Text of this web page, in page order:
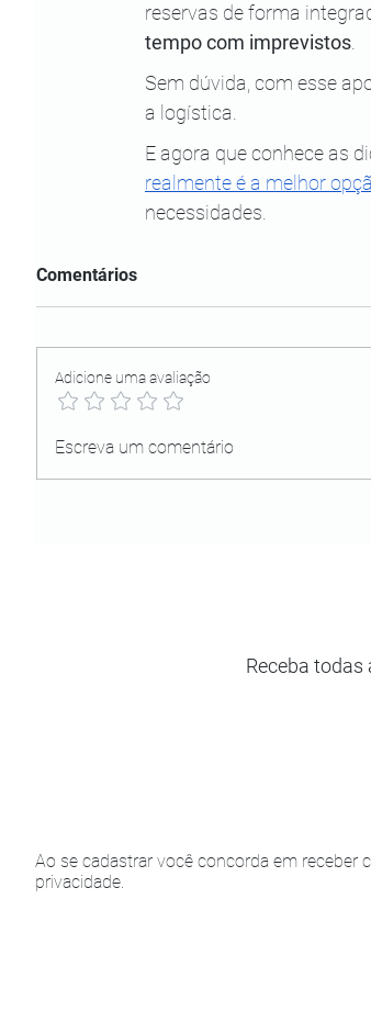
reservas de forma
tempo com imprevistos
Sem dúvida, com esse
a logística.
E agora que conhece as
realmente é a melhor
necessidades.
Comentários
Adicione uma avaliação
Escreva um comentário
Receba
Ao se cadastrar você concorda em receber
privacidade.